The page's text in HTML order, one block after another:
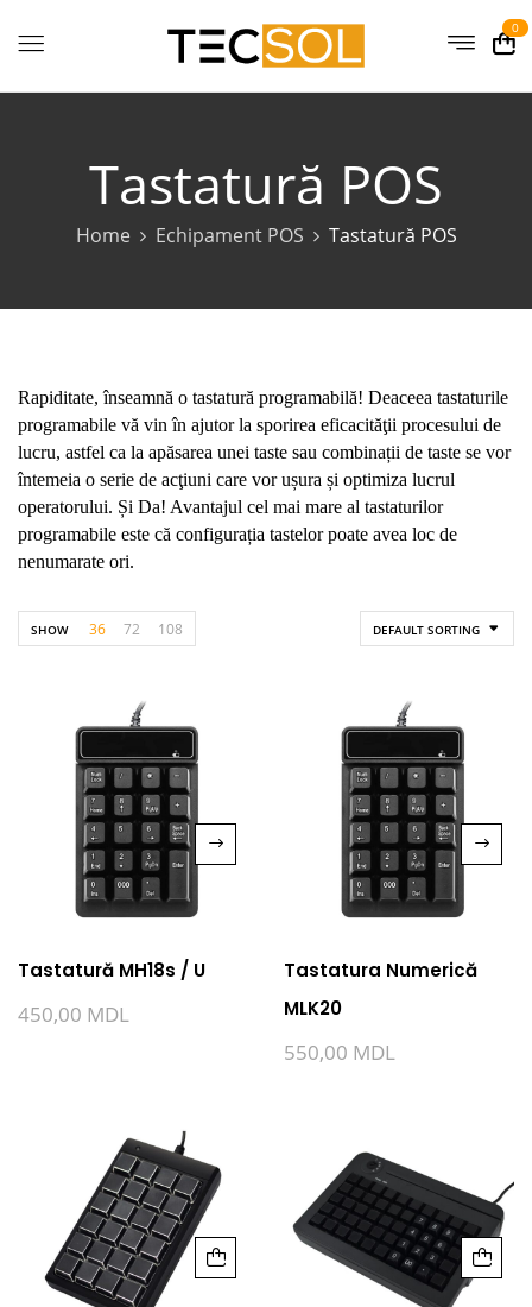
0
Tastatură POS
Home Echipament POS Tastatură POS
Rapiditate, înseamnă o tastatură programabilă! Deaceea tastaturile
programabile vă vin în ajutor la sporirea eficacităţii procesului de
lucru, astfel ca la apăsarea unei taste sau combinații de taste se vor
întemeia o serie de acţiuni care vor ușura și optimiza lucrul
operatorului. Și Da! Avantajul cel mai mare al tastaturilor
programabile este că configurația tastelor poate avea loc de
nenumarate ori.
DEFAULT SORTING
SHOW 36 72 108
Tastatură MH18s / U
450,00 MDL
Tastatura Numerică
MLK20
550,00 MDL